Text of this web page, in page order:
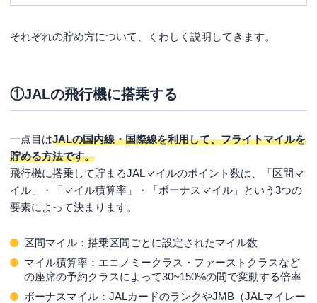
が用意されており、ショッピング利用で貯める
「マイルパートナー」、JAL カードの利用で2倍の
他にも「JALでんき」や、JALカードで保険料を払
まなサービスがあります。
それぞれの貯め方について、くわしく説明してきます。
①JALの飛行機に搭乗する
一点目はJALの国内線・国際線を利用して、フライトマイルを
貯める方法です。
飛行機に搭乗して貯まるJALマイルのポイント数は、「区間マ
イル」・「マイル積算率」・「ボーナスマイル」という3つの
要素によって決まります。
区間マイル：搭乗区間ごとに設定されたマイル数
マイル積算率：エコノミークラス・ファーストクラスなど
の座席の予約クラスによって30~150%の間で変動する倍率
ボーナスマイル：JALカードのランクやJMB（JALマイレー